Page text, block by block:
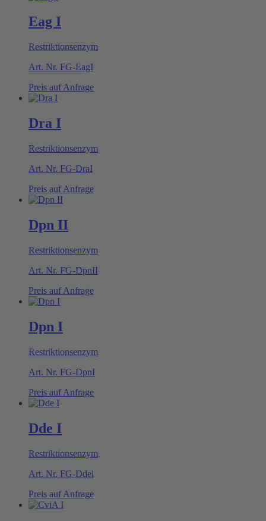
Eag I
Restriktionsenzym
Art. Nr. FG-EagI
Preis auf Anfrage
Dra I
Restriktionsenzym
Art. Nr. FG-DraI
Preis auf Anfrage
Dpn II
Restriktionsenzym
Art. Nr. FG-DpnII
Preis auf Anfrage
Dpn I
Restriktionsenzym
Art. Nr. FG-DpnI
Preis auf Anfrage
Dde I
Restriktionsenzym
Art. Nr. FG-Ddel
Preis auf Anfrage